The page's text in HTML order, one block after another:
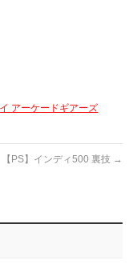
アーケードギアーズ
【PS】インディ500 裏技 →